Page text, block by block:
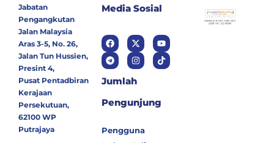
Jabatan
Pengangkutan
Jalan Malaysia
Aras 3-5, No. 26,
Jalan Tun Hussien,
Presint 4,
Pusat Pentadbiran
Kerajaan
Persekutuan,
62100 WP
Putrajaya
Media Sosial
Jumlah
Pengunjung
Pengguna